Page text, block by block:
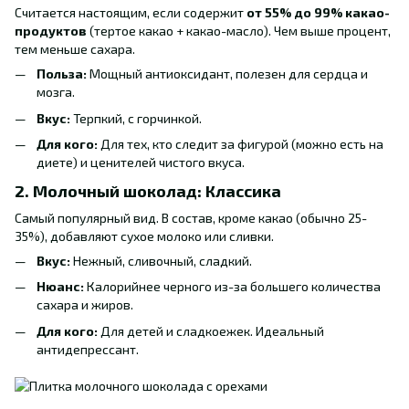
Считается настоящим, если содержит от 55% до 99% какао-
продуктов (тертое какао + какао-масло). Чем выше процент,
тем меньше сахара.
Польза:Мощный антиоксидант, полезен для сердца и
мозга.
Вкус:Терпкий, с горчинкой.
Для кого: Для тех, кто следит за фигурой (можно есть на
диете) и ценителей чистого вкуса.
2. Молочный шоколад: Классика
Самый популярный вид. В состав, кроме какао (обычно 25-
35%), добавляют сухое молоко или сливки.
Вкус:Нежный, сливочный, сладкий.
Нюанс:Калорийнее черного из-за большего количества
сахара и жиров.
Для кого: Для детей и сладкоежек. Идеальный
антидепрессант.